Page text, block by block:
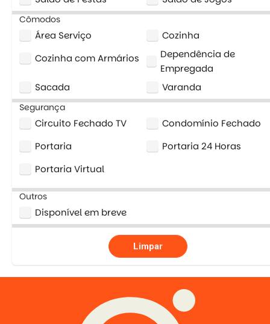
Cômodos
Área Serviço
Cozinha
Cozinha com Armários
Dependência de
Empregada
Sacada
Varanda
Segurança
Circuito Fechado TV
Condomínio Fechado
Portaria
Portaria 24 Horas
Portaria Virtual
Outros
Disponível em breve
Limpar